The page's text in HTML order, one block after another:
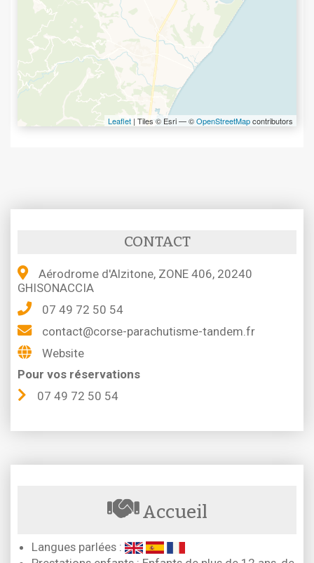
Leaflet | Tiles © Esri — ©OpenStreetMapcontributors
CONTACT
Aérodrome d'Alzitone, ZONE 406, 20240
GHISONACCIA
07 49 72 50 54
contact@corse-parachutisme-tandem.fr
Website
Pour vos réservations
07 49 72 50 54
Accueil
Langues parlées :